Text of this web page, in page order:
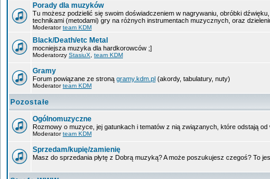
Porady dla muzyków
Tu możesz podzielić się swoim doświadczeniem w nagrywaniu, obróbki
technikami (metodami) gry na różnych instrumentach muzycznych, oraz
Moderatorteam KDM
Black/Death/etc Metal
mocniejsza muzyka dla hardkorowców ;]
Moderatorzy StasiuX team KDM
Gramy
Forum powiązane ze stroną gramy.kdm.pl (akordy, tabulatury, nuty)
Moderatorteam KDM
Pozostałe
Ogólnomuzyczne
Rozmowy o muzyce, jej gatunkach i tematów z nią związanych, które odstają od
Moderatorteam KDM
Sprzedam/kupię/zamienię
Masz do sprzedania płytę z Dobrą muzyką? A może poszukujesz czegoś? To